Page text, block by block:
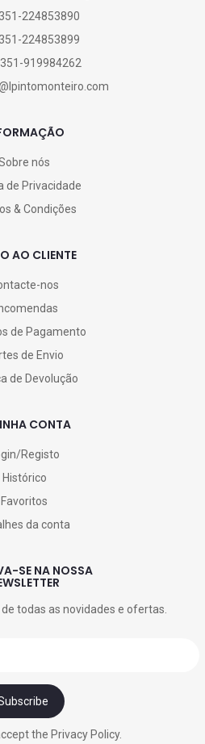
224853890
224853899
919984262
nós
de Privacidade
& Condições
AO CLIENTE
nos
de Pagamento
de Envio
de Devolução
CONTA
Registo
Histórico
Favoritos
da conta
SE NA NOSSA
todas as novidades e ofertas.
the Privacy Policy.